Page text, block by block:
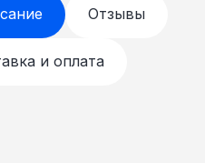
Отзывы
и оплата